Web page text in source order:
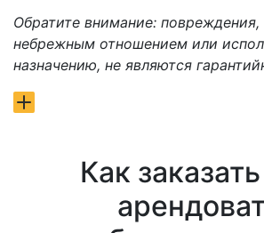
Обратите внимание:
небрежным отношением или
назначению, не являются
Как